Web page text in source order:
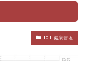
101. 健康管理